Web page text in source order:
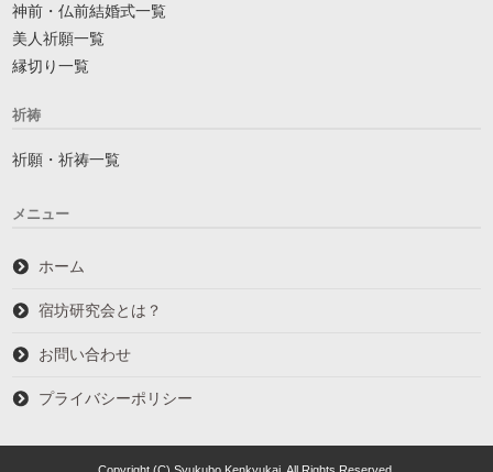
神前・仏前結婚式一覧
美人祈願一覧
縁切り一覧
祈祷
祈願・祈祷一覧
メニュー
ホーム
宿坊研究会とは？
お問い合わせ
プライバシーポリシー